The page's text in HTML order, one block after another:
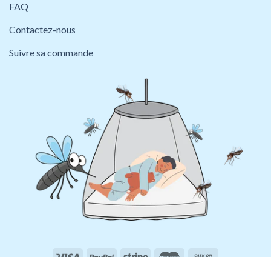
FAQ
Contactez-nous
Suivre sa commande